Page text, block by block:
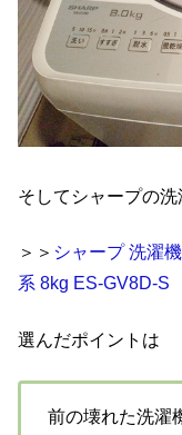
そしてシャープの洗
＞＞ シャープ 洗濯
系 8kg ES-GV8D-S
選んだポイントは
前の壊れた洗濯